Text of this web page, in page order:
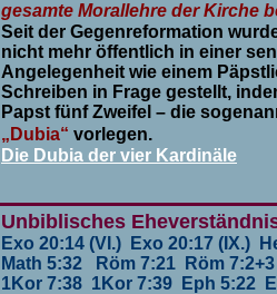
gesamte Morallehre der Kirche
Seit der Gegenreformation
nicht mehr öffentlich in einer
Angelegenheit wie einem
Schreiben in Frage gestellt,
Papst fünf Zweifel – die
„Dubia“ vorlegen.
Die Dubia der vier Kardinäle
Unbiblisches
Exo 20:14 (VI.) Exo 20:17 (IX.)
Math 5:32 Röm 7:21 Röm
1Kor 7:38 1Kor 7:39 Eph 5:22